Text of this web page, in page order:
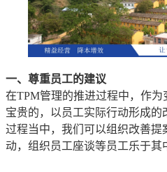
一、尊重员工的建议
在TPM管理的推进过程中，作
宝贵的，以员工实际行动形成
过程当中，我们可以组织改善
动，组织员工座谈等员工乐于其